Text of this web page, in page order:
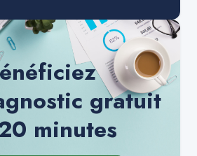
gratuit
minutes